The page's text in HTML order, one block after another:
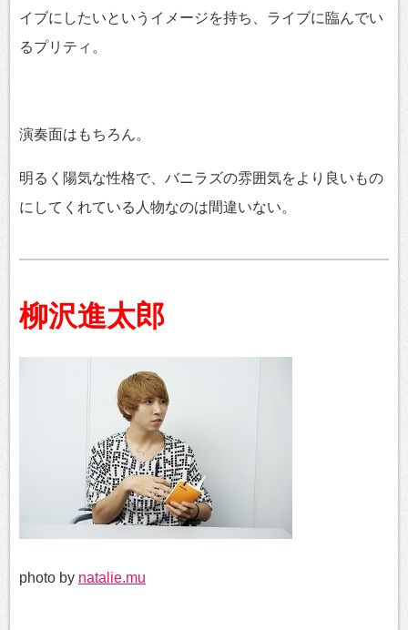
イブにしたいというイメージを持ち、ライブに臨んでい
るプリティ。
演奏面はもちろん。
明るく陽気な性格で、バニラズの雰囲気をより良いもの
にしてくれている人物なのは間違いない。
柳沢進太郎
photo by natalie.mu